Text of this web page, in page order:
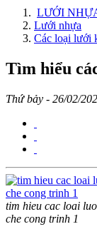
LƯỚI
Lưới nhựa
Các loại lưới
Tìm hiểu
Thứ bảy - 26/02/
tim hieu cac loai
che cong trinh 1